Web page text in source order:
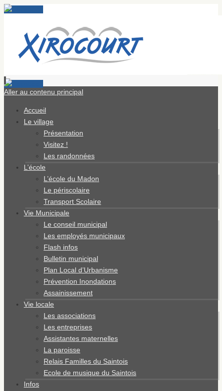
Aller au contenu principal
Accueil
Le village
Présentation
Visitez !
Les randonnées
L’école
L’école du Madon
Le périscolaire
Transport Scolaire
Vie Municipale
Le conseil municipal
Les employés municipaux
Flash infos
Bulletin municipal
Plan Local d’Urbanisme
Prévention Inondations
Assainissement
Vie locale
Les associations
Les entreprises
Assistantes maternelles
La paroisse
Relais Familles du Saintois
Ecole de musique du Saintois
Infos